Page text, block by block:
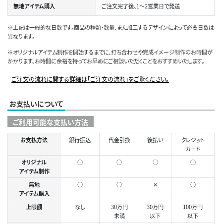
無地アイテム購入 ご注文完了後、1～2営業日で発送
※上記は一般的な日数です。商品の種類・数量、また加工するデザインによって必要日数は
異なります。
※オリジナルアイテム制作を開始するまでに、打ち合わせや完成イメージ制作のお時間が
かかります。お時間に余裕を持ってお早めにご相談いただくことをおすすめいたします。
ご注文の流れに関する詳細は「ご注文の流れ」をご覧ください。
お支払いについて
ご利用可能な支払い方法
お支払方法 銀行振込 代金引換 後払い
クレジット
カード
オリジナル
アイテム制作
○ ○ ○ ◯
無地
アイテム購入
○ ○ ✕ ○
上限額 なし
30万円
未満
30万円
以下
100万円
以下